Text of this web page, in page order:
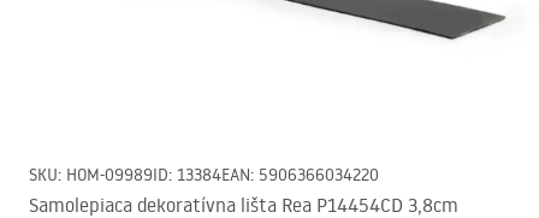
SKU: HOM-09989ID: 13384EAN: 5906366034220
Samolepiaca dekoratívna lišta Rea P14454CD 3,8cm